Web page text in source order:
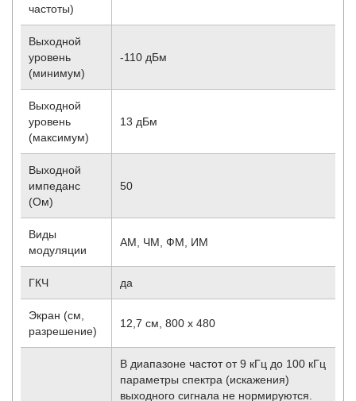
частоты)
Выходной
уровень
(минимум)
-110 дБм
Выходной
уровень
(максимум)
13 дБм
Выходной
импеданс
(Ом)
50
Виды
модуляции
AM, ЧМ, ФМ, ИМ
ГКЧ да
Экран (см,
разрешение)
12,7 см, 800 х 480
В диапазоне частот от 9 кГц до 100 кГц
параметры спектра (искажения)
выходного сигнала не нормируются.